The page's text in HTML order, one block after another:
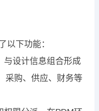
以下功能：
与设计信息组合形成
采购、供应、财务等